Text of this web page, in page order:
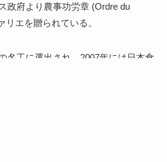
政府より農事功労章 (Ordre du
リエを贈られている。
名工に選出され、2007年には日本食